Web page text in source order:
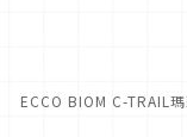
ECCO BIOM C-TRAIL